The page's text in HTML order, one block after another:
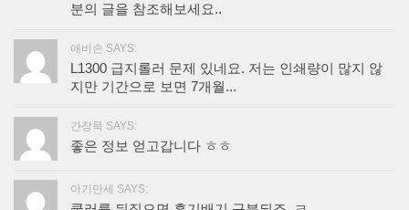
분의 글을 참조해보세요..
애비손 SAYS:
L1300 급지롤러 문제 있네요. 저는 인쇄량이 많지 않
지만 기간으로 보면 7개월...
간장묵 SAYS:
좋은 정보 얻고갑니다 ㅎㅎ
아기만세 SAYS: